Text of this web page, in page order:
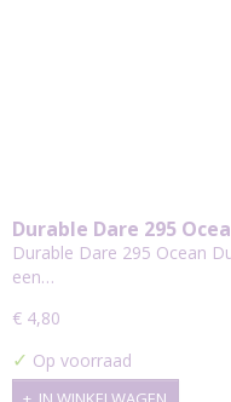
Durable Dare 295
Durable Dare 295 Ocean
een…
€ 4,80
✓ Op voorraad